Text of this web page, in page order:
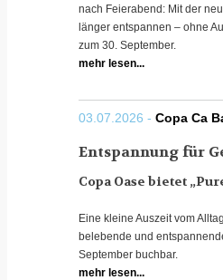
nach Feierabend: Mit der
länger entspannen – ohne
zum 30. September.
mehr lesen...
03.07.2026 - Copa Ca
Entspannung für
Copa Oase bietet
Eine kleine Auszeit vom
belebende und
September buchbar.
mehr lesen...